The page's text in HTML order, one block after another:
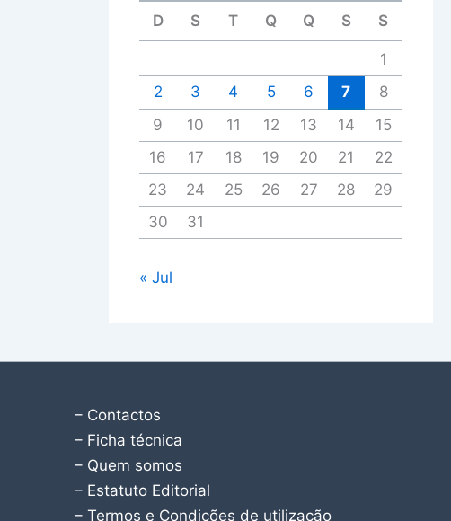
D S T Q Q S S
1
2
3 4 5 6 7
8
9
10 11 12 13 14
15
16
17 18 19 20 21
22
23
24 25 26 27 28
29
30
31
« Jul
– Contactos
– Ficha técnica
– Quem somos
– Estatuto Editorial
– Termos e Condições de utilização